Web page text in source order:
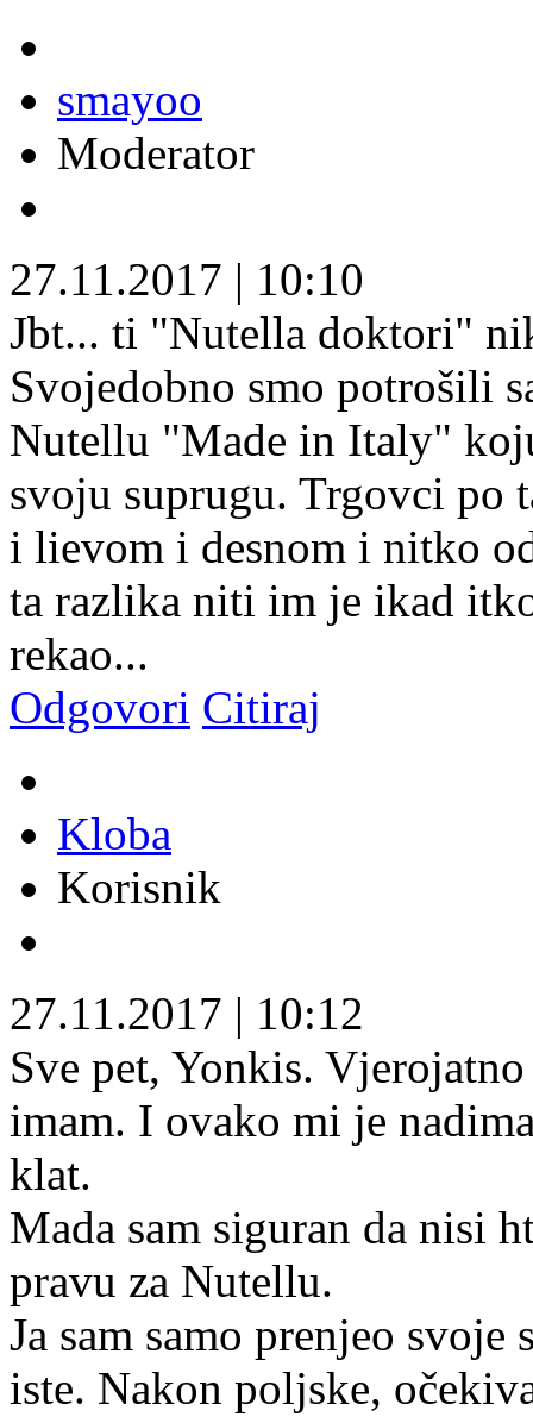
smayoo
Moderator
27.11.2017 | 10:10
Jbt... ti "Nutella doktori"
Svojedobno smo potrošili
Nutellu "Made in Italy"
svoju suprugu. Trgovci po
i lievom i desnom i nitko
ta razlika niti im je ikad
rekao...
Odgovori Citiraj
Kloba
Korisnik
27.11.2017 | 10:12
Sve pet, Yonkis.
imam. I ovako mi je
klat.
Mada sam siguran da nisi
pravu za Nutellu.
Ja sam samo prenjeo
iste. Nakon poljske,